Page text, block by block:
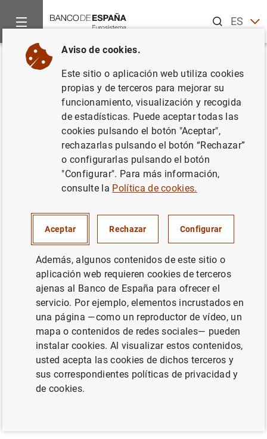
ESEN
Inicio Noticias y eventos
Volver
Balanza de pagos trimestral y
posición de inversión
internacional de la zona del
euro (primer trimestre de 2016)
inversión internacional de la zona del euro
(primer trimestre de 2016) (222 KB)
Anterior
Siguiente
El BCE publica los datos ba...
Aviso de cookies.
Este sitio o aplicación web utiliza cookies
propias y de terceros para mejorar su
funcionamiento, visualización y recogida
de estadísticas. Puede aceptar todas las
cookies pulsando el botón "Aceptar",
rechazarlas pulsando el botón “Rechazar”
o configurarlas pulsando el botón
"Configurar". Para más información,
consulte la Política de cookies.
Aceptar Rechazar Configurar
Además, algunos contenidos de este sitio o
aplicación web requieren cookies de terceros
ajenas al Banco de España para ofrecer el
servicio. Por ejemplo, elementos incrustados en
una página —como un reproductor de vídeo, un
mapa o contenidos de redes sociales— pueden
instalar cookies. Al visualizar estos contenidos,
usted acepta las cookies de dichos terceros y
sus correspondientes políticas de privacidad y
de cookies.